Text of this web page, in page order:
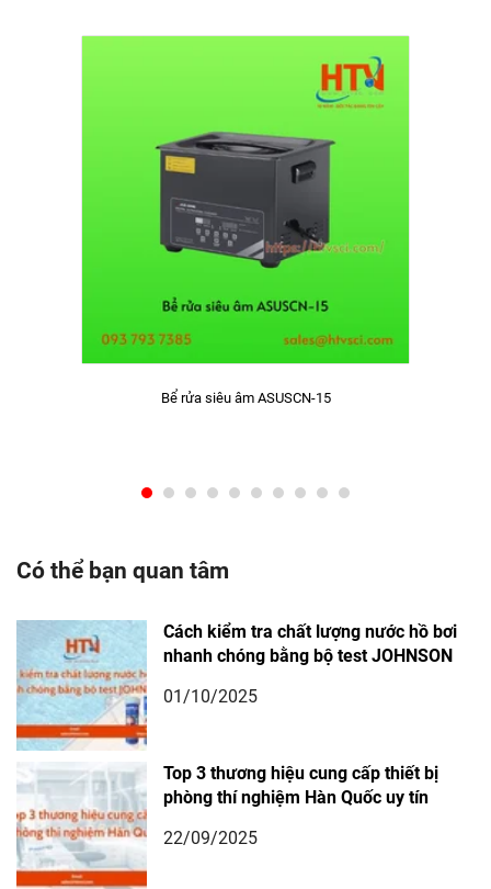
Bể rửa siêu âm ASUSCN-15
Có thể bạn quan tâm
Cách kiểm tra chất lượng nước hồ bơi
nhanh chóng bằng bộ test JOHNSON
01/10/2025
Top 3 thương hiệu cung cấp thiết bị
phòng thí nghiệm Hàn Quốc uy tín
22/09/2025